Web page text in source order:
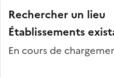
Rechercher un lieu
Établissements
En cours de